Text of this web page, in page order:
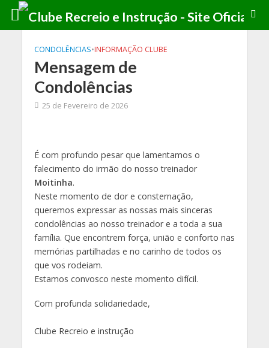
CONDOLÊNCIAS•INFORMAÇÃO CLUBE
Mensagem de
Condolências
25 de Fevereiro de 2026
É com profundo pesar que lamentamos o
falecimento do irmão do nosso treinador
Moitinha.
Neste momento de dor e consternação,
queremos expressar as nossas mais sinceras
condolências ao nosso treinador e a toda a sua
família. Que encontrem força, união e conforto nas
memórias partilhadas e no carinho de todos os
que vos rodeiam.
Estamos convosco neste momento difícil.
Com profunda solidariedade,
Clube Recreio e instrução